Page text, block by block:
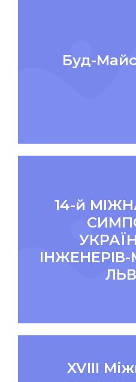
Буд-
14-й
ІНЖЕНЕРІВ-
XVIII